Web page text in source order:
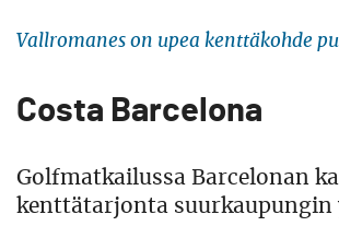
Vallromanes on upea kenttäkohde
Costa Barcelona
Golfmatkailussa Barcelonan
kenttätarjonta suurkaupungin